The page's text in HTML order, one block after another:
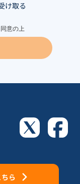
け取る
意の上
ら